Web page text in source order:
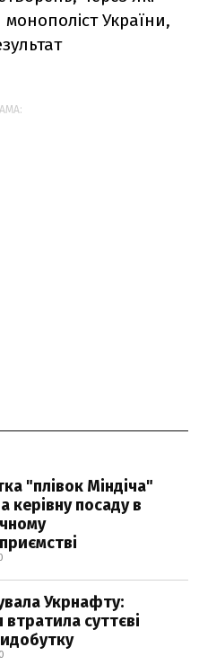
України,
"плівок Міндіча"
керівну посаду в
Укрнафту:
втратила суттєві